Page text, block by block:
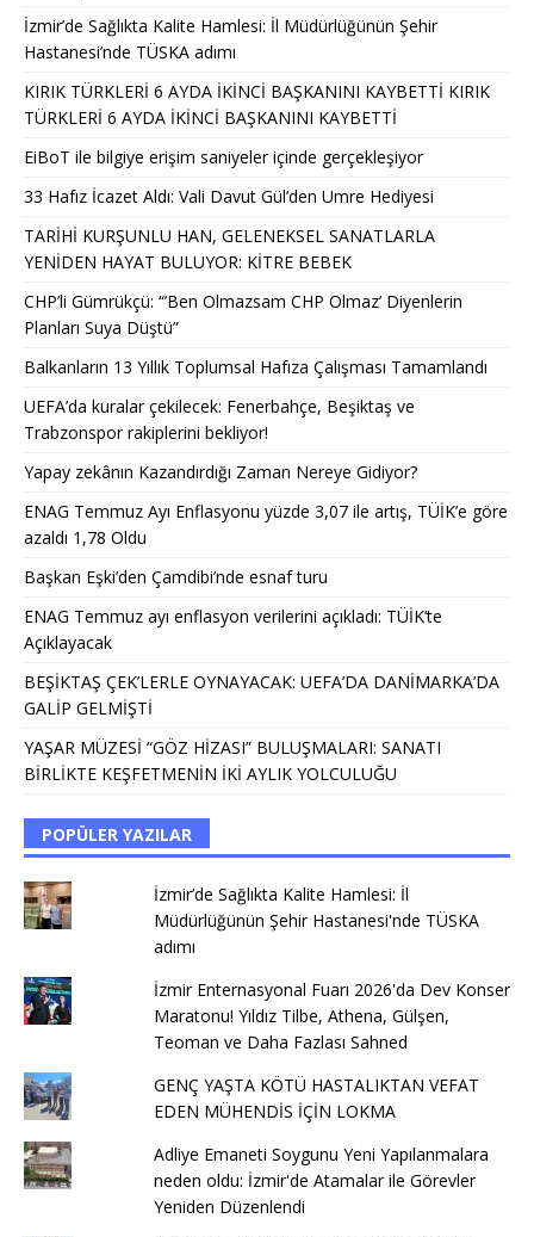
İzmir’de Sağlıkta Kalite Hamlesi: İl Müdürlüğünün Şehir
Hastanesi’nde TÜSKA adımı
KIRIK TÜRKLERİ 6 AYDA İKİNCİ BAŞKANINI KAYBETTİ KIRIK
TÜRKLERİ 6 AYDA İKİNCİ BAŞKANINI KAYBETTİ
EiBoT ile bilgiye erişim saniyeler içinde gerçekleşiyor
33 Hafız İcazet Aldı: Vali Davut Gül’den Umre Hediyesi
TARİHİ KURŞUNLU HAN, GELENEKSEL SANATLARLA
YENİDEN HAYAT BULUYOR: KİTRE BEBEK
CHP’li Gümrükçü: “’Ben Olmazsam CHP Olmaz’ Diyenlerin
Planları Suya Düştü”
Balkanların 13 Yıllık Toplumsal Hafıza Çalışması Tamamlandı
UEFA’da kuralar çekilecek: Fenerbahçe, Beşiktaş ve
Trabzonspor rakiplerini bekliyor!
Yapay zekânın Kazandırdığı Zaman Nereye Gidiyor?
ENAG Temmuz Ayı Enflasyonu yüzde 3,07 ile artış, TÜİK’e göre
azaldı 1,78 Oldu
Başkan Eşki’den Çamdibi’nde esnaf turu
ENAG Temmuz ayı enflasyon verilerini açıkladı: TÜİK’te
Açıklayacak
BEŞİKTAŞ ÇEK’LERLE OYNAYACAK: UEFA’DA DANİMARKA’DA
GALİP GELMİŞTİ
YAŞAR MÜZESİ “GÖZ HİZASI” BULUŞMALARI: SANATI
BİRLİKTE KEŞFETMENİN İKİ AYLIK YOLCULUĞU
POPÜLER YAZILAR
İzmir’de Sağlıkta Kalite Hamlesi: İl
Müdürlüğünün Şehir Hastanesi'nde TÜSKA
adımı
İzmir Enternasyonal Fuarı 2026'da Dev Konser
Maratonu! Yıldız Tilbe, Athena, Gülşen,
Teoman ve Daha Fazlası Sahned
GENÇ YAŞTA KÖTÜ HASTALIKTAN VEFAT
EDEN MÜHENDİS İÇİN LOKMA
Adliye Emaneti Soygunu Yeni Yapılanmalara
neden oldu: İzmir'de Atamalar ile Görevler
Yeniden Düzenlendi